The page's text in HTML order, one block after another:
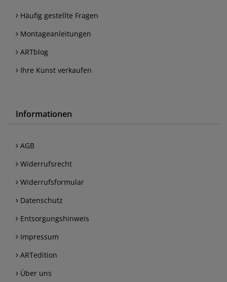
Häufig gestellte Fragen
Montageanleitungen
ARTblog
Ihre Kunst verkaufen
Informationen
AGB
Widerrufsrecht
Widerrufsformular
Datenschutz
Entsorgungshinweis
Impressum
ARTedition
Über uns